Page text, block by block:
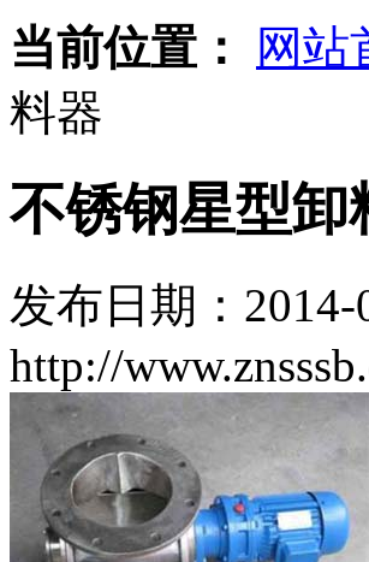
当前位置： 网站
料器
不锈钢星型卸
发布日期：2014-
http://